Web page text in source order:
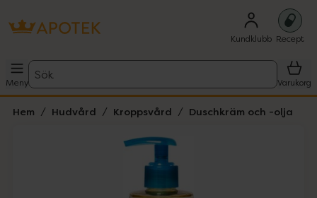
Kundklubb Recept
Meny
Sök
Varukorg
Hem Hudvård Kroppsvård Duschkräm och -olja
Lista: . Innehåller 1 objekt.